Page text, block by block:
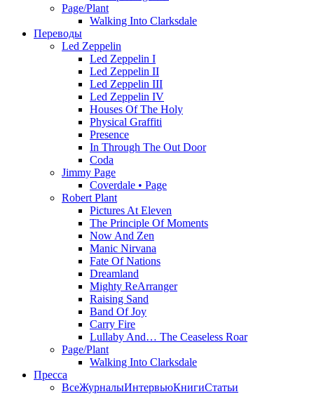
Page/Plant
Walking Into Clarksdale
Переводы
Led Zeppelin
Led Zeppelin I
Led Zeppelin II
Led Zeppelin III
Led Zeppelin IV
Houses Of The Holy
Physical Graffiti
Presence
In Through The Out Door
Coda
Jimmy Page
Coverdale • Page
Robert Plant
Pictures At Eleven
The Principle Of Moments
Now And Zen
Manic Nirvana
Fate Of Nations
Dreamland
Mighty ReArranger
Raising Sand
Band Of Joy
Carry Fire
Lullaby And… The Ceaseless Roar
Page/Plant
Walking Into Clarksdale
Пресса
ВсеЖурналыИнтервьюКнигиСтатьи